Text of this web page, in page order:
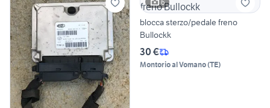
6
blocca sterzo/pedale freno
Bullockk
30 €
Montorio al Vomano(TE)